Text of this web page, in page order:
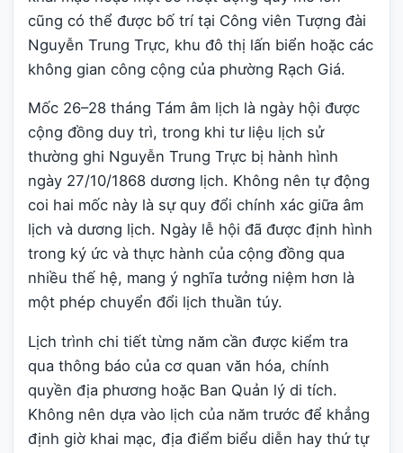
cũng có thể được bố trí tại Công viên Tượng đài
Nguyễn Trung Trực, khu đô thị lấn biển hoặc các
không gian công cộng của phường Rạch Giá.
Mốc 26–28 tháng Tám âm lịch là ngày hội được
cộng đồng duy trì, trong khi tư liệu lịch sử
thường ghi Nguyễn Trung Trực bị hành hình
ngày 27/10/1868 dương lịch. Không nên tự động
coi hai mốc này là sự quy đổi chính xác giữa âm
lịch và dương lịch. Ngày lễ hội đã được định hình
trong ký ức và thực hành của cộng đồng qua
nhiều thế hệ, mang ý nghĩa tưởng niệm hơn là
một phép chuyển đổi lịch thuần túy.
Lịch trình chi tiết từng năm cần được kiểm tra
qua thông báo của cơ quan văn hóa, chính
quyền địa phương hoặc Ban Quản lý di tích.
Không nên dựa vào lịch của năm trước để khẳng
định giờ khai mạc, địa điểm biểu diễn hay thứ tự